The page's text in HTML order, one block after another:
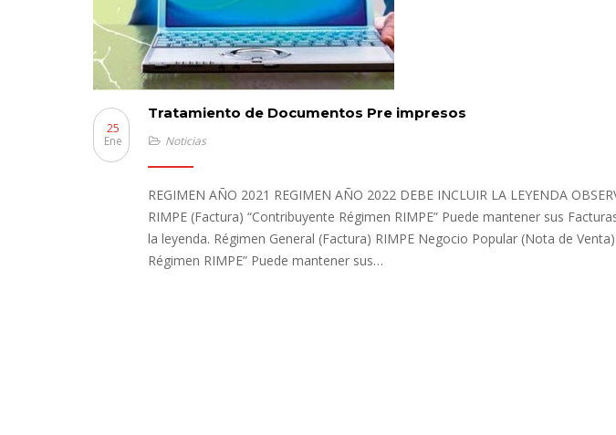
Tratamiento de Documentos Pre impresos
25
Ene
Noticias
REGIMEN AÑO 2021 REGIMEN AÑO 2022 DEBE INCLUIR LA LEYENDA
RIMPE (Factura) “Contribuyente Régimen RIMPE” Puede mantener sus
la leyenda. Régimen General (Factura) RIMPE Negocio Popular (Nota de
Régimen RIMPE” Puede mantener sus…